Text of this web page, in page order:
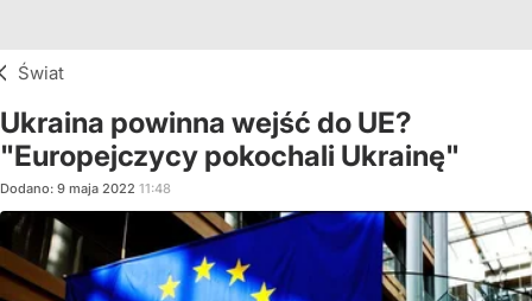
Świat
Ukraina powinna wejść do UE?
"Europejczycy pokochali Ukrainę"
Dodano: 9 maja 2022 11:48